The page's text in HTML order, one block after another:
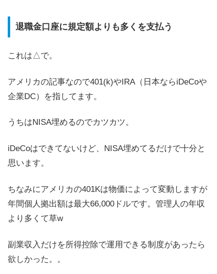
退職金口座に規定額よりも多くを支払う
これは△で。
アメリカの記事なので401(k)やIRA（日本ならiDeCoや
企業DC）を指してます。
うちはNISA埋めるのでカツカツ。
iDeCoはできてないけど、NISA埋めてるだけで十分と
思います。
ちなみにアメリカの401Kは物価によって変動しますが
年間個人拠出額は最大66,000ドルです。管理人の年収
より多くて草w
副業収入だけを所得控除で運用できる制度があったら
欲しかった。。